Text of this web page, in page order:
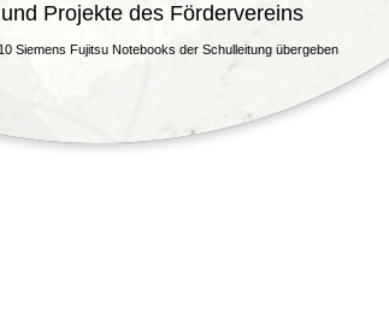
Projekte des Fördervereins
Siemens Fujitsu Notebooks der Schulleitung übergeben